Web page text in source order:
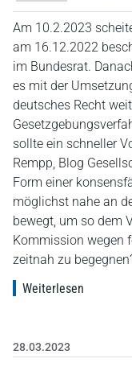
Am 10.2.2023
am 16.12.2022
im Bundesrat.
es mit der
deutsches Recht
sollte ein schneller
Rempp, Blog
Form einer
möglichst nahe an
bewegt, um so dem
Kommission wegen
zeitnah zu
Weiterlesen
28.03.2023